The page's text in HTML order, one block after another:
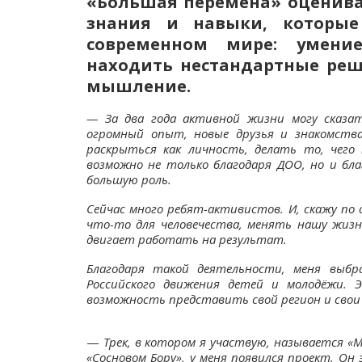
знания и навыки,
современном мире:
находить нестандартные
мышление.
— За два года активной жизни могу
огромный опыт, новые друзья и
раскрыться как личность, делать то,
возможно не только благодаря ДОО, но и
большую роль.
Сейчас много ребят-активистов. И, скажу
что-то для человечества, менять нашу
двигает работать на результат.
Благодаря такой деятельности, меня
Российского движения детей и
возможность представить свой регион и свои
— Трек, в котором я участвую, называется
«Сосновом Бору», у меня появился проект.